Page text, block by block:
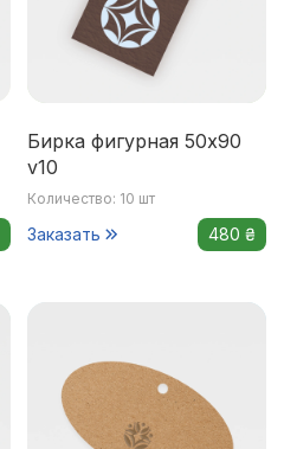
Бирка фигурная 50x90
v10
Количество: 10 шт
Заказать 480 ₴